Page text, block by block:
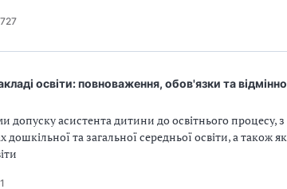
освіти: повноваження, обов'язки та
допуску асистента дитини до освітнього процесу,
дошкільної та загальної середньої освіти, а також